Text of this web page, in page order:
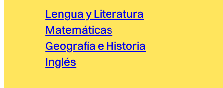
Lengua y Literatura
Matemáticas
Geografía e Historia
Inglés